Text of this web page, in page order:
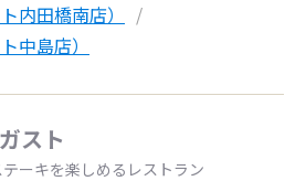
内田橋南店）
中島店）
スト
ーキを楽しめるレストラン